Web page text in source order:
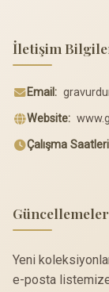
İletişim
Email:
Website:
Çalışma
Yeni
e-posta listemize